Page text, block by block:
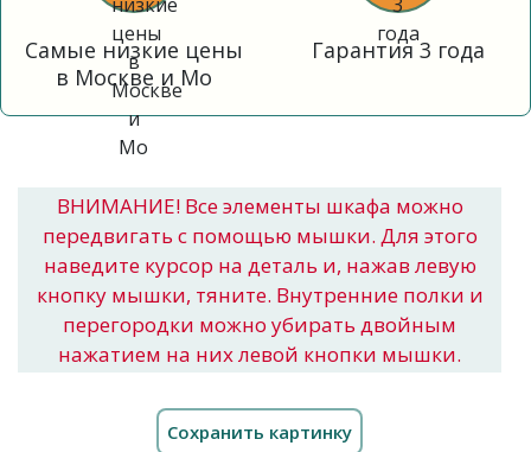
Самые низкие цены
в Москве и Мо
Гарантия 3 года
ВНИМАНИЕ! Все элементы шкафа можно
передвигать с помощью мышки. Для этого
наведите курсор на деталь и, нажав левую
кнопку мышки, тяните. Внутренние полки и
перегородки можно убирать двойным
нажатием на них левой кнопки мышки.